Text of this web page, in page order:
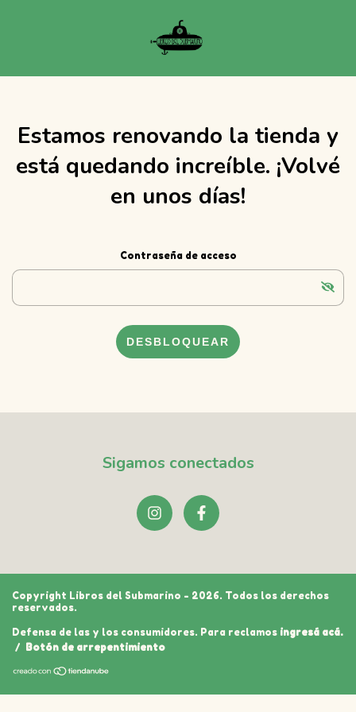
Estamos renovando la tienda y
está quedando increíble. ¡Volvé
en unos días!
Contraseña de acceso
DESBLOQUEAR
Sigamos conectados
Copyright Libros del Submarino - 2026. Todos los derechos
reservados.
Defensa de las y los consumidores. Para reclamos ingresá acá.
/ Botón de arrepentimiento